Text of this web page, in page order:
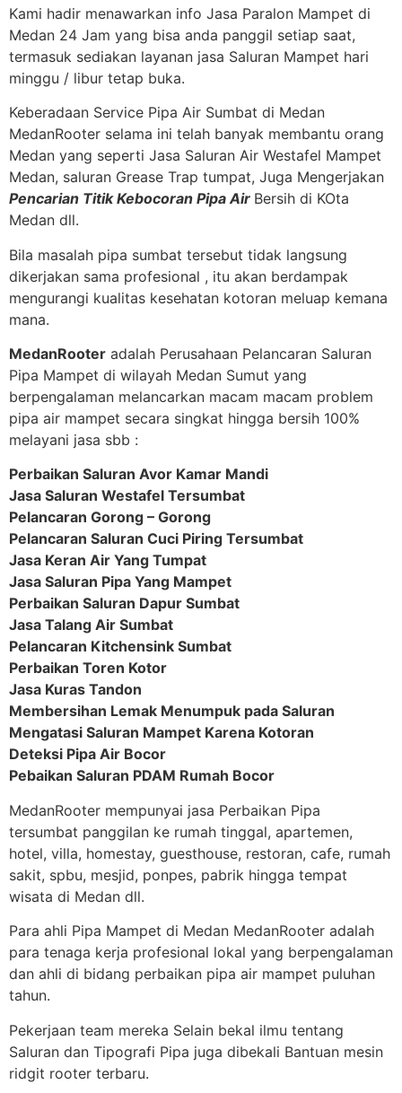
Kami hadir menawarkan info Jasa Paralon Mampet di
Medan 24 Jam yang bisa anda panggil setiap saat,
termasuk sediakan layanan jasa Saluran Mampet hari
minggu / libur tetap buka.
Keberadaan Service Pipa Air Sumbat di Medan
MedanRooter selama ini telah banyak membantu orang
Medan yang seperti Jasa Saluran Air Westafel Mampet
Medan, saluran Grease Trap tumpat, Juga Mengerjakan
Pencarian Titik Kebocoran Pipa Air Bersih di KOta
Medan dll.
Bila masalah pipa sumbat tersebut tidak langsung
dikerjakan sama profesional , itu akan berdampak
mengurangi kualitas kesehatan kotoran meluap kemana
mana.
MedanRooter adalah Perusahaan Pelancaran Saluran
Pipa Mampet di wilayah Medan Sumut yang
berpengalaman melancarkan macam macam problem
pipa air mampet secara singkat hingga bersih 100%
melayani jasa sbb :
Perbaikan Saluran Avor Kamar Mandi
Jasa Saluran Westafel Tersumbat
Pelancaran Gorong – Gorong
Pelancaran Saluran Cuci Piring Tersumbat
Jasa Keran Air Yang Tumpat
Jasa Saluran Pipa Yang Mampet
Perbaikan Saluran Dapur Sumbat
Jasa Talang Air Sumbat
Pelancaran Kitchensink Sumbat
Perbaikan Toren Kotor
Jasa Kuras Tandon
Membersihan Lemak Menumpuk pada Saluran
Mengatasi Saluran Mampet Karena Kotoran
Deteksi Pipa Air Bocor
Pebaikan Saluran PDAM Rumah Bocor
MedanRooter mempunyai jasa Perbaikan Pipa
tersumbat panggilan ke rumah tinggal, apartemen,
hotel, villa, homestay, guesthouse, restoran, cafe, rumah
sakit, spbu, mesjid, ponpes, pabrik hingga tempat
wisata di Medan dll.
Para ahli Pipa Mampet di Medan MedanRooter adalah
para tenaga kerja profesional lokal yang berpengalaman
dan ahli di bidang perbaikan pipa air mampet puluhan
tahun.
Pekerjaan team mereka Selain bekal ilmu tentang
Saluran dan Tipografi Pipa juga dibekali Bantuan mesin
ridgit rooter terbaru.